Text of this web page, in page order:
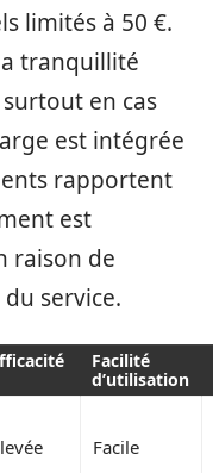
limités à 50 €.
tranquillité
surtout en cas
est intégrée
rapportent
est
raison de
service.
Facilité
d’utilisation
Facile